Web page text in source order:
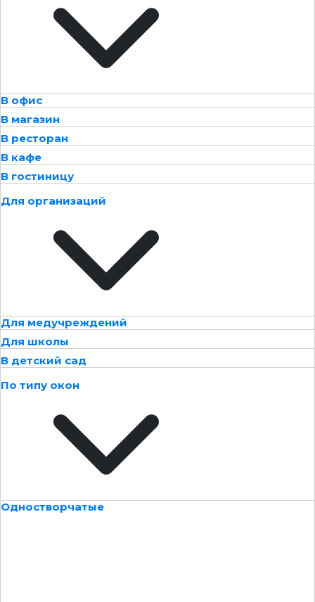
В офис
В магазин
В ресторан
В кафе
В гостиницу
Для организаций
Для медучреждений
Для школы
В детский сад
По типу окон
Одностворчатые